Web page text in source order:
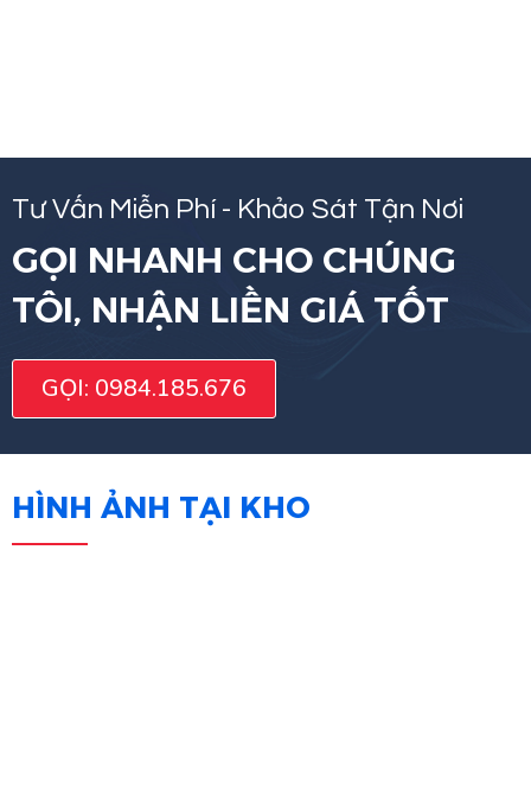
Tư Vấn Miễn Phí - Khảo Sát Tận Nơi
GỌI NHANH CHO CHÚNG
TÔI, NHẬN LIỀN GIÁ TỐT
GỌI: 0984.185.676
HÌNH ẢNH TẠI KHO